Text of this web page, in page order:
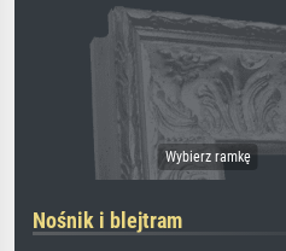
Nośnik i blejtram